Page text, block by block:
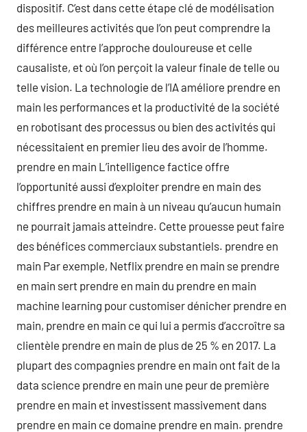
dispositif. C’est dans cette étape clé de modélisation
des meilleures activités que l’on peut comprendre la
différence entre l’approche douloureuse et celle
causaliste, et où l’on perçoit la valeur finale de telle ou
telle vision. La technologie de l’IA améliore prendre en
main les performances et la productivité de la société
en robotisant des processus ou bien des activités qui
nécessitaient en premier lieu des avoir de l’homme.
prendre en main L’intelligence factice offre
l’opportunité aussi d’exploiter prendre en main des
chiffres prendre en main à un niveau qu’aucun humain
ne pourrait jamais atteindre. Cette prouesse peut faire
des bénéfices commerciaux substantiels. prendre en
main Par exemple, Netflix prendre en main se prendre
en main sert prendre en main du prendre en main
machine learning pour customiser dénicher prendre en
main, prendre en main ce qui lui a permis d’accroître sa
clientèle prendre en main de plus de 25 % en 2017. La
plupart des compagnies prendre en main ont fait de la
data science prendre en main une peur de première
prendre en main et investissent massivement dans
prendre en main ce domaine prendre en main. prendre